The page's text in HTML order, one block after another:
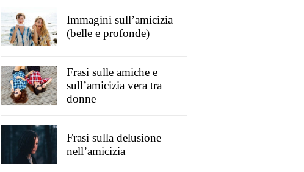
Immagini sull’amicizia
(belle e profonde)
Frasi sulle amiche e
sull’amicizia vera tra
donne
Frasi sulla delusione
nell’amicizia